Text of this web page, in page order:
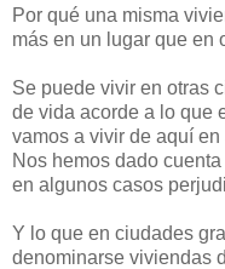
Por qué una misma
más en un lugar que en
Se puede vivir en otras
de vida acorde a lo que
vamos a vivir de aquí en
Nos hemos dado
en algunos casos
Y lo que en ciudades
denominarse viviendas